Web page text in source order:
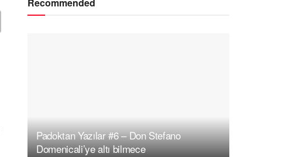
Padoktan Yazılar #6 – Don Stefano
Domenicali’ye altı bilmece